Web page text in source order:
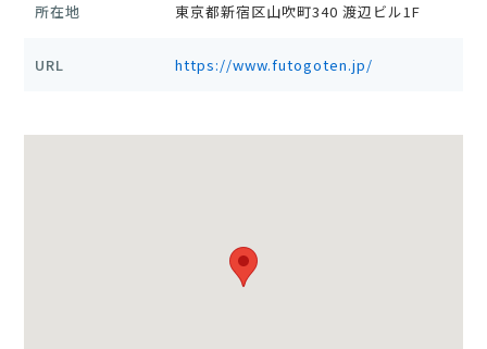
所在地 東京都新宿区山吹町340 渡辺ビル1F
URL https://www.futogoten.jp/